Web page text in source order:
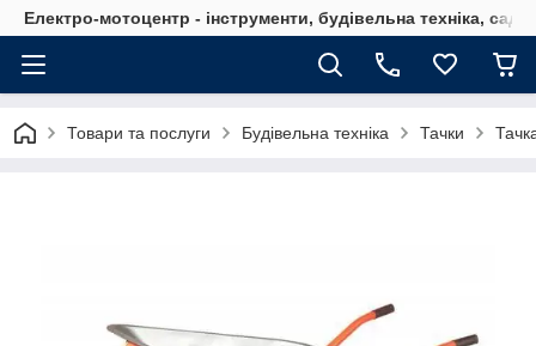
Електро-мотоцентр - інструменти, будівельна техніка,
Товари та послуги Будівельна техніка Тачки